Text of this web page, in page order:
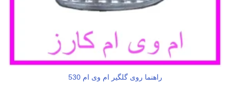
راهنما روی گلگیر ام وی ام 530